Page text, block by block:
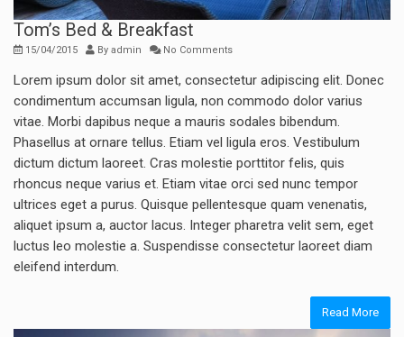
Tom’s Bed & Breakfast
15/04/2015 By admin No Comments
Lorem ipsum dolor sit amet, consectetur adipiscing elit. Donec
condimentum accumsan ligula, non commodo dolor varius
vitae. Morbi dapibus neque a mauris sodales bibendum.
Phasellus at ornare tellus. Etiam vel ligula eros. Vestibulum
dictum dictum laoreet. Cras molestie porttitor felis, quis
rhoncus neque varius et. Etiam vitae orci sed nunc tempor
ultrices eget a purus. Quisque pellentesque quam venenatis,
aliquet ipsum a, auctor lacus. Integer pharetra velit sem, eget
luctus leo molestie a. Suspendisse consectetur laoreet diam
eleifend interdum.
Read More